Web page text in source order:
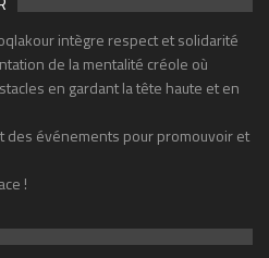
intègre respect et solidarité
de la mentalité créole où
en gardant la tête haute et en
des événements pour promouvoir et
!